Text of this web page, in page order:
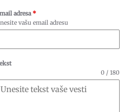
adresa *
vašu email adresu
0 / 180